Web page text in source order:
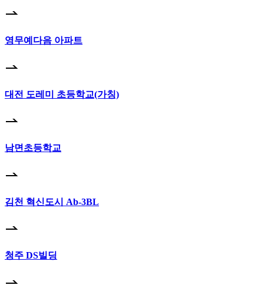
영무예다음 아파트
대전 도레미 초등학교(가칭)
남면초등학교
김천 혁신도시 Ab-3BL
청주 DS빌딩